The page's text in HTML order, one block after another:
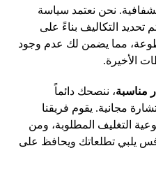
نحن نعتمد سياسة
التكاليف بناءً على
مما يضمن لك عدم وجود
الأخيرة.
مناسبة، ننصحك دائماً
مجانية. يقوم فريقنا
التغليف المطلوبة، ومن
يلبي تطلعاتك ويحافظ على